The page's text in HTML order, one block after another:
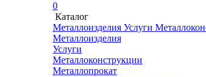
0
Каталог
Металлоизделия Услуги
Металлоизделия
Услуги
Металлоконструкции
Металлопрокат